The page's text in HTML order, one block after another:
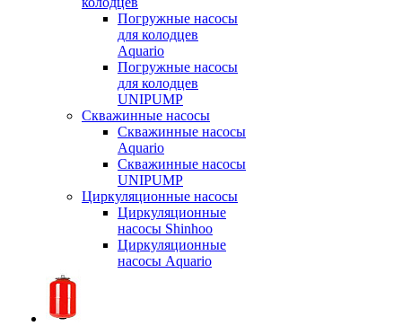
Погружные насосы
для колодцев
Aquario
Погружные насосы
для колодцев
UNIPUMP
Скважинные насосы
Скважинные насосы
Aquario
Скважинные насосы
UNIPUMP
Циркуляционные насосы
Циркуляционные
насосы Shinhoo
Циркуляционные
насосы Aquario